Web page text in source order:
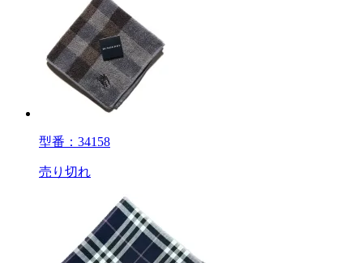
型番：34158
売り切れ